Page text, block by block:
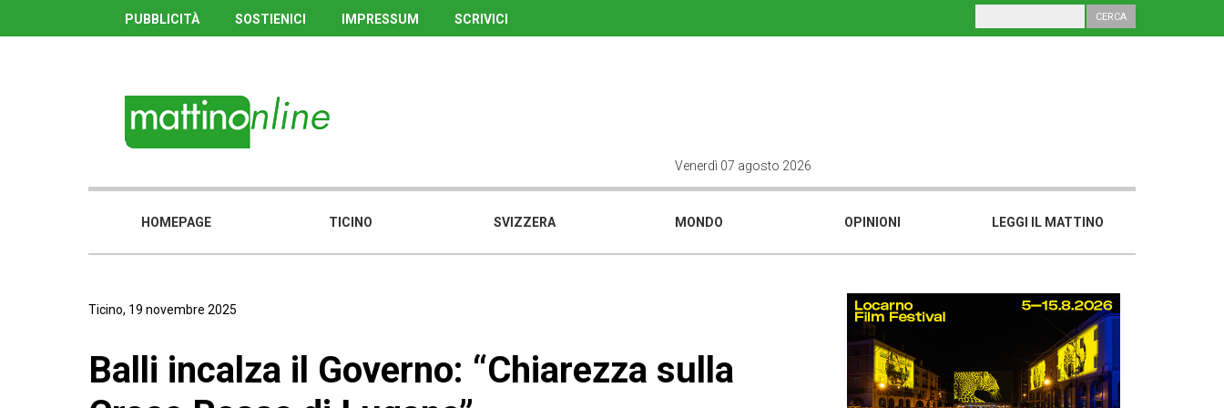
PUBBLICITÀ SOSTIENICI IMPRESSUM SCRIVICI
Venerdì 07 agosto 2026
HOMEPAGE TICINO SVIZZERA MONDO OPINIONI LEGGI IL MATTINO
Ticino, 19 novembre 2025
Balli incalza il Governo: “Chiarezza sulla